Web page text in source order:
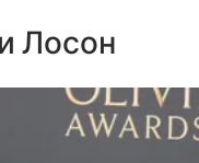
Лосон